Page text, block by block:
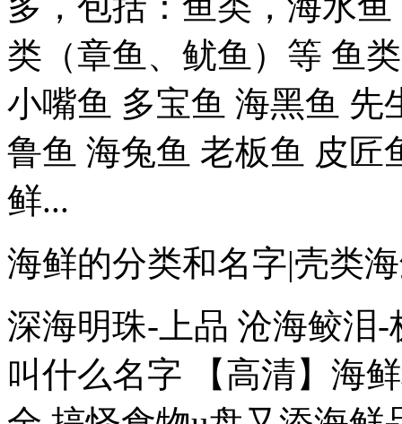
类（章鱼、鱿鱼）等 鱼
小嘴鱼 多宝鱼 海黑鱼 先
鲁鱼 海兔鱼 老板鱼 皮匠
鲜...
海鲜的分类和名字|壳类
深海明珠-上品 沧海鲛泪
叫什么名字 【高清】海